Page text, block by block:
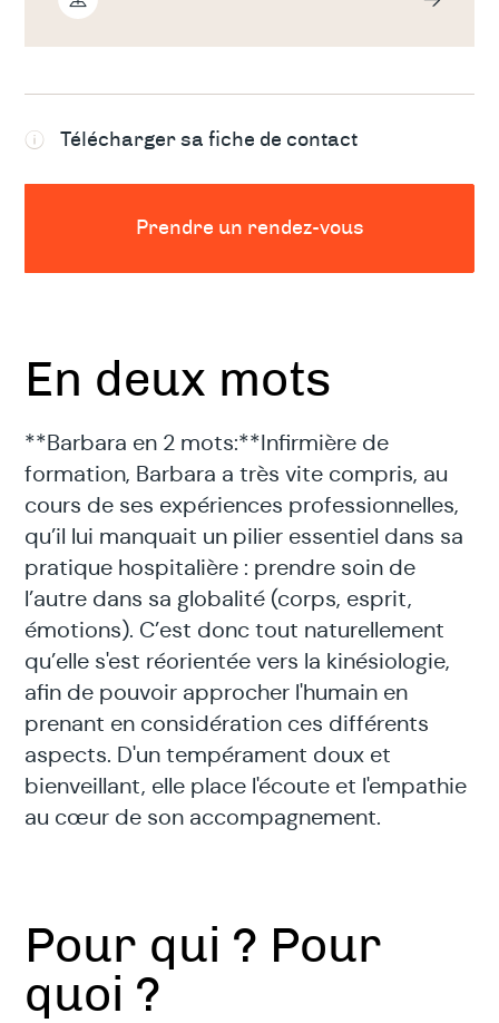
En deux mots
**Barbara en 2 mots:**Infirmière de
formation, Barbara a très vite compris, au
cours de ses expériences professionnelles,
qu’il lui manquait un pilier essentiel dans sa
pratique hospitalière : prendre soin de
l’autre dans sa globalité (corps, esprit,
émotions). C’est donc tout naturellement
qu’elle s'est réorientée vers la kinésiologie,
afin de pouvoir approcher l'humain en
prenant en considération ces différents
aspects. D'un tempérament doux et
bienveillant, elle place l'écoute et l'empathie
au cœur de son accompagnement.
Pour qui ? Pour
quoi ?
Télécharger sa fiche de contact
Prendre un rendez-vous